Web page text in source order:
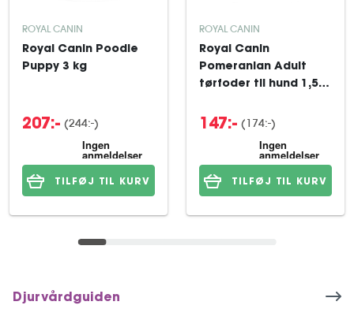
ROYAL CANIN
Royal Canin Poodle
Puppy 3 kg
207:- (244:-)
TILFØJ TIL KURV
ROYAL CANIN
Royal Canin
Pomeranian Adult
tørfoder til hund 1,5
147:- (174:-)
TILFØJ TIL KURV
Djurvårdguiden